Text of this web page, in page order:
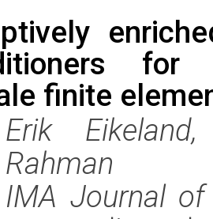
for
finite
Erik
Rahman
IMA Journal